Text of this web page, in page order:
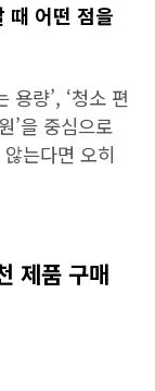
때 어떤 점을
용량’, ‘청소 편
’을 중심으로
는다면 오히
제품 구매